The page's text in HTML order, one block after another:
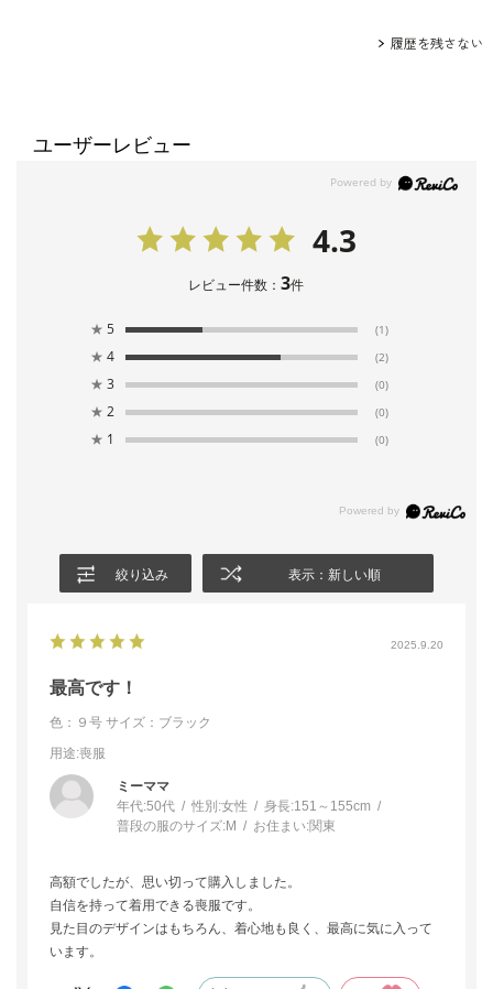
履歴を残さない
ユーザーレビュー
4.3
レビュー件数：3件
★ 5 (1)
★ 4 (2)
★ 3 (0)
★ 2 (0)
★ 1 (0)
絞り込み 表示：新しい順
2025.9.20
最高です！
色：９号 サイズ：ブラック
用途:喪服
ミーママ
年代:50代 性別:女性 身長:151～155cm
普段の服のサイズ:M お住まい:関東
高額でしたが、思い切って購入しました。
自信を持って着用できる喪服です。
見た目のデザインはもちろん、着心地も良く、最高に気に入って
います。